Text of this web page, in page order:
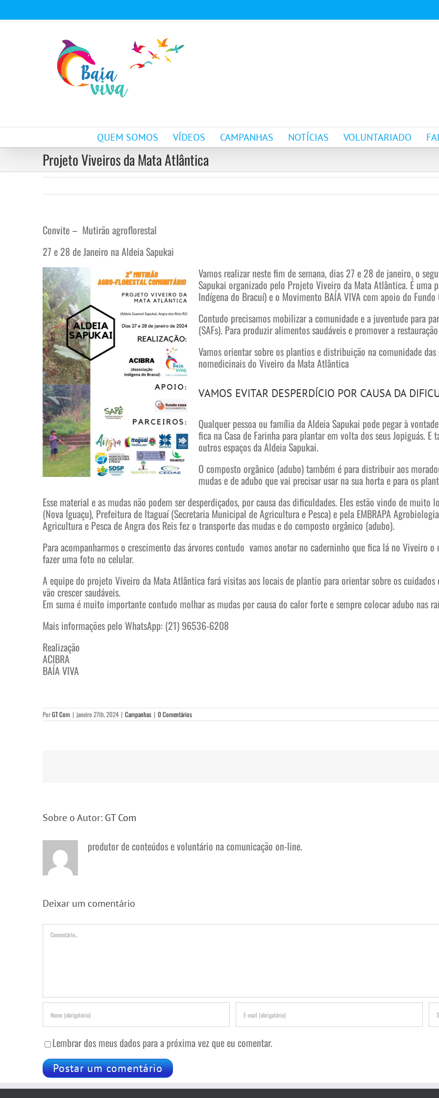
para
QUEM SOMOS VÍDEOS CAMPANHAS NOTÍCIAS VOLUNTARIADO
Projeto Viveiros da Mata Atlântica
Convite – Mutirão agroflorestal
27 e 28 de Janeiro na Aldeia Sapukai
Vamos realizar neste fim de semana, dias 27 e 28 de janeiro, o
Sapukai organizado pelo Projeto Viveiro da Mata Atlântica. É uma
Indígena do Bracuí) e o Movimento BAÍA VIVA com apoio do Fundo
Contudo precisamos mobilizar a comunidade e a juventude para
(SAFs). Para produzir alimentos saudáveis e promover a
Vamos orientar sobre os plantios e distribuição na comunidade
nomedicinais do Viveiro da Mata Atlântica
VAMOS EVITAR DESPERDÍCIO POR CAUSA DA
Qualquer pessoa ou família da Aldeia Sapukai pode pegar à
fica na Casa de Farinha para plantar em volta dos seus Jopiguás.
outros espaços da Aldeia Sapukai.
O composto orgânico (adubo) também é para distribuir aos
mudas e de adubo que vai precisar usar na sua horta e para os
Esse material e as mudas não podem ser desperdiçados, por causa das dificuldades. Eles estão vindo de muito
(Nova Iguaçu), Prefeitura de Itaguaí (Secretaria Municipal de Agricultura e Pesca) e pela EMBRAPA
Agricultura e Pesca de Angra dos Reis fez o transporte das mudas e do composto orgânico (adubo).
Para acompanharmos o crescimento das árvores contudo vamos anotar no caderninho que fica lá no Viveiro
fazer uma foto no celular.
A equipe do projeto Viveiro da Mata Atlântica fará visitas aos locais de plantio para orientar sobre os
vão crescer saudáveis.
Em suma é muito importante contudo molhar as mudas por causa do calor forte e sempre colocar adubo nas
Mais informações pelo WhatsApp: (21) 96536-6208
Realização
ACIBRA
BAÍA VIVA
PorGT Com | janeiro 27th, 2024 | Campanhas | 0 Comentários
Sobre o Autor: GT Com
produtor de conteúdos e voluntário na comunicação on-line.
Deixar um comentário
Comentário
Lembrar dos meus dados para a próxima vez que eu comentar.